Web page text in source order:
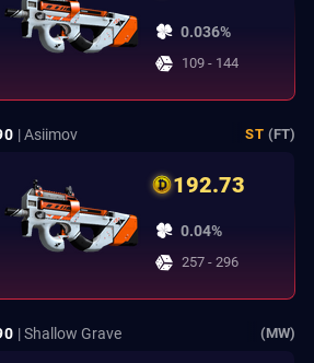
0.036%
109 - 144
| Asiimov ST (FT)
192.73
0.04%
257 - 296
| Shallow Grave (MW)